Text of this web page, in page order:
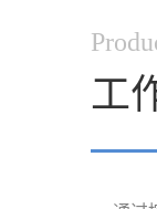
工